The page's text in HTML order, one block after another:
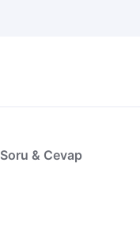
Soru & Cevap